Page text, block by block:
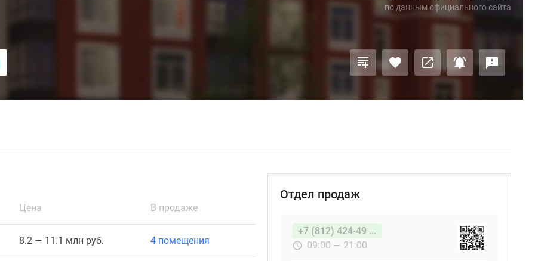
по данным официального сайта
Цена В продаже
8.2 — 11.1 млн руб. 4 помещения
Отдел продаж
+7 (812) 424-49 ...
09:00 — 21:00